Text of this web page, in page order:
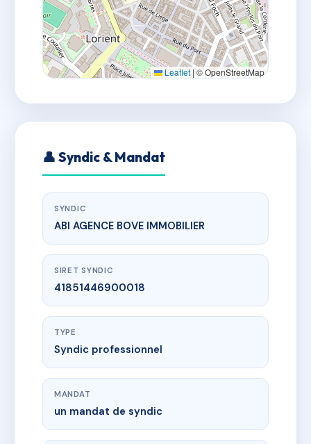
Leaflet | © OpenStreetMap
👤 Syndic & Mandat
SYNDIC
ABI AGENCE BOVE IMMOBILIER
SIRET SYNDIC
41851446900018
TYPE
Syndic professionnel
MANDAT
un mandat de syndic